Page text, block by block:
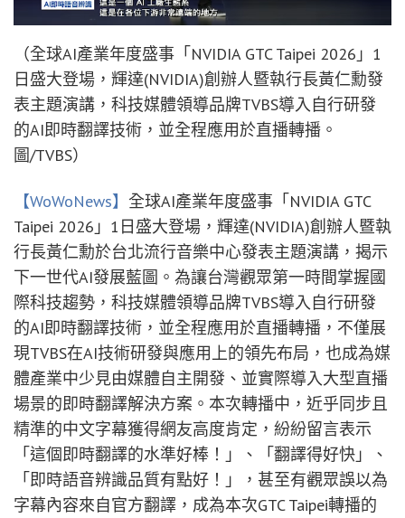
（全球AI產業年度盛事「NVIDIA GTC Taipei 2026」1
日盛大登場，輝達(NVIDIA)創辦人暨執行長黃仁勳發
表主題演講，科技媒體領導品牌TVBS導入自行研發
的AI即時翻譯技術，並全程應用於直播轉播。
圖/TVBS）
【WoWoNews】 全球AI產業年度盛事「NVIDIA GTC
Taipei 2026」1日盛大登場，輝達(NVIDIA)創辦人暨執
行長黃仁勳於台北流行音樂中心發表主題演講，揭示
下一世代AI發展藍圖。為讓台灣觀眾第一時間掌握國
際科技趨勢，科技媒體領導品牌TVBS導入自行研發
的AI即時翻譯技術，並全程應用於直播轉播，不僅展
現TVBS在AI技術研發與應用上的領先布局，也成為媒
體產業中少見由媒體自主開發、並實際導入大型直播
場景的即時翻譯解決方案。本次轉播中，近乎同步且
精準的中文字幕獲得網友高度肯定，紛紛留言表示
「這個即時翻譯的水準好棒！」、「翻譯得好快」、
「即時語音辨識品質有點好！」，甚至有觀眾誤以為
字幕內容來自官方翻譯，成為本次GTC Taipei轉播的